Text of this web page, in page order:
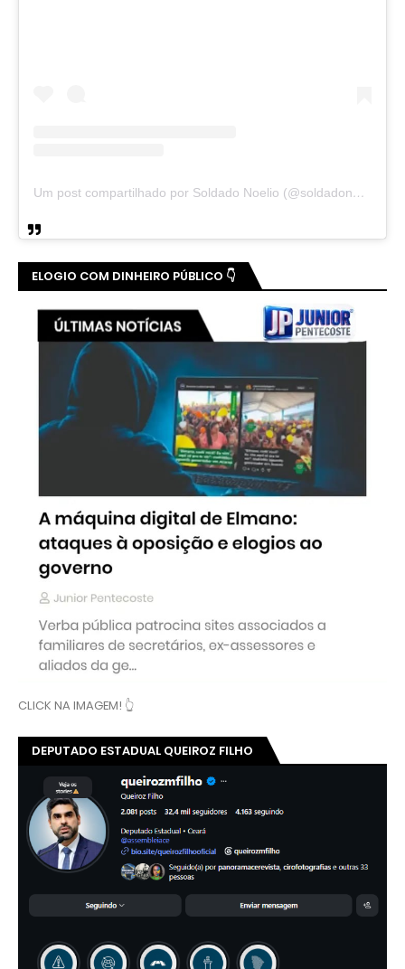
Um post compartilhado por Soldado Noelio (@soldadonoelio)
ELOGIO COM DINHEIRO PÚBLICO 👇
CLICK NA IMAGEM! 👆
DEPUTADO ESTADUAL QUEIROZ FILHO